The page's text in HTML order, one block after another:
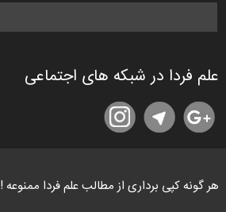
علم فردا در شبکه های اجتماعی
هر گونه کپی برداری از مطالب علم فردا ممنوعه !